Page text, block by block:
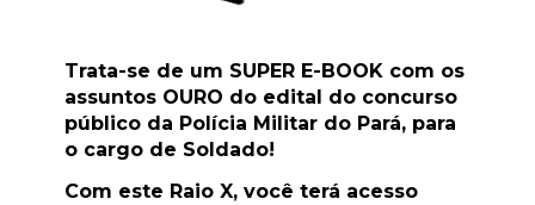
Com este Raio X, você terá acesso
Trata-se de um SUPER E-BOOK com os
assuntos OURO do edital do concurso
público da Polícia Militar do Pará, para
o cargo de Soldado!